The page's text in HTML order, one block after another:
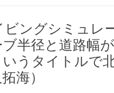
ングシミュレ
半径と道路幅
うタイトルで
海）